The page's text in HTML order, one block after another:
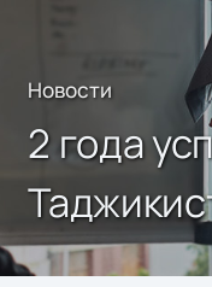
Новости
2 года